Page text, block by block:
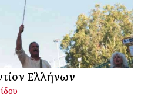
Ελλήνων